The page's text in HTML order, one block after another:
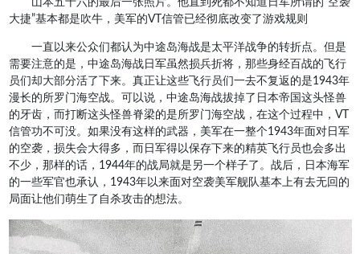
山本五十六的最后一张照片。他直到死都不知道日军所谓的“空袭
大捷”基本都是吹牛，美军的VT信管已经彻底改变了游戏规则
一直以来公众们都认为中途岛海战是太平洋战争的转折点。但是
需要注意的是，中途岛海战日军虽然损兵折将，那些身经百战的飞行
员们却大部分活了下来。真正让这些飞行员们一去不复返的是1943年
漫长的所罗门海空战。可以说，中途岛海战拔掉了日本帝国这头怪兽
的牙齿，而打断这头怪兽脊梁的是所罗门海空战，在这个过程中，VT
信管功不可没。如果没有这样的武器，美军在一整个1943年面对日军
的空袭，损失会大得多，而日军得以保存下来的精英飞行员也会多出
不少，那样的话，1944年的战局就是另一个样子了。战后，日本海军
的一些军官也承认，1943年以来面对空袭美军舰队基本上有去无回的
局面让他们萌生了自杀攻击的想法。